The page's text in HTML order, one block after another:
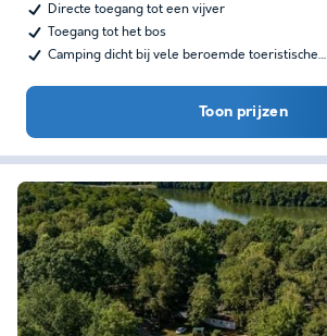
Directe toegang tot een vijver
Toegang tot het bos
Camping dicht bij vele beroemde toeristische…
Toon prijzen